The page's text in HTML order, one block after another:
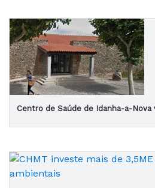
Centro de Saúde de Idanha-a-